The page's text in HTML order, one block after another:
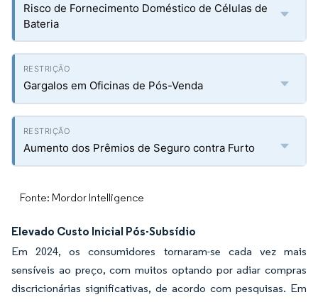
Risco de Fornecimento Doméstico de Células de
Bateria
Gargalos em Oficinas de Pós-Venda
Aumento dos Prêmios de Seguro contra Furto
Fonte: Mordor Intelligence
Elevado Custo Inicial Pós-Subsídio
Em 2024, os consumidores tornaram-se cada vez mais
sensíveis ao preço, com muitos optando por adiar compras
discricionárias significativas, de acordo com pesquisas. Em